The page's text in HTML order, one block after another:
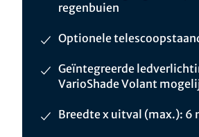
regenbuien
Optionele
Geïntegreerde
VarioShade Volant
Breedte x uitval (max.): 6